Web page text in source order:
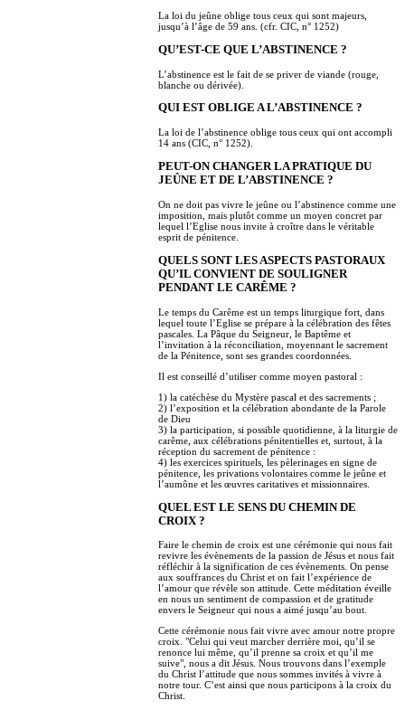
La loi du jeûne oblige tous ceux qui sont majeurs,
jusqu’à l’âge de 59 ans. (cfr. CIC, n° 1252)
QU’EST-CE QUE L’ABSTINENCE ?
L’abstinence est le fait de se priver de viande (rouge,
blanche ou dérivée).
QUI EST OBLIGE A L’ABSTINENCE ?
La loi de l’abstinence oblige tous ceux qui ont accompli
14 ans (CIC, n° 1252).
PEUT-ON CHANGER LA PRATIQUE DU
JEÛNE ET DE L’ABSTINENCE ?
On ne doit pas vivre le jeûne ou l’abstinence comme une
imposition, mais plutôt comme un moyen concret par
lequel l’Eglise nous invite à croître dans le véritable
esprit de pénitence.
QUELS SONT LES ASPECTS PASTORAUX
QU’IL CONVIENT DE SOULIGNER
PENDANT LE CARÊME ?
Le temps du Carême est un temps liturgique fort, dans
lequel toute l’Eglise se prépare à la célébration des fêtes
pascales. La Pâque du Seigneur, le Baptême et
l’invitation à la réconciliation, moyennant le sacrement
de la Pénitence, sont ses grandes coordonnées.
Il est conseillé d’utiliser comme moyen pastoral :
1) la catéchèse du Mystère pascal et des sacrements ;
2) l’exposition et la célébration abondante de la Parole
de Dieu
3) la participation, si possible quotidienne, à la liturgie de
carême, aux célébrations pénitentielles et, surtout, à la
réception du sacrement de pénitence :
4) les exercices spirituels, les pèlerinages en signe de
pénitence, les privations volontaires comme le jeûne et
l’aumône et les œuvres caritatives et missionnaires.
QUEL EST LE SENS DU CHEMIN DE
CROIX ?
Faire le chemin de croix est une cérémonie qui nous fait
revivre les évènements de la passion de Jésus et nous fait
réfléchir à la signification de ces évènements. On pense
aux souffrances du Christ et on fait l’expérience de
l’amour que révèle son attitude. Cette méditation éveille
en nous un sentiment de compassion et de gratitude
envers le Seigneur qui nous a aimé jusqu’au bout.
Cette cérémonie nous fait vivre avec amour notre propre
croix. "Celui qui veut marcher derrière moi, qu’il se
renonce lui même, qu’il prenne sa croix et qu’il me
suive", nous a dit Jésus. Nous trouvons dans l’exemple
du Christ l’attitude que nous sommes invités à vivre à
notre tour. C’est ainsi que nous participons à la croix du
Christ.